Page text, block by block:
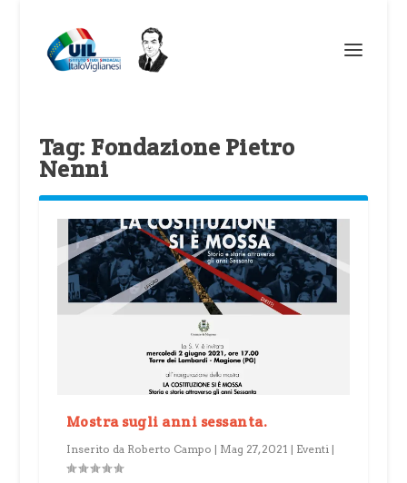
Tag: Fondazione Pietro
Nenni
Mostra sugli anni sessanta.
Inserito da Roberto Campo | Mag 27, 2021 | Eventi |